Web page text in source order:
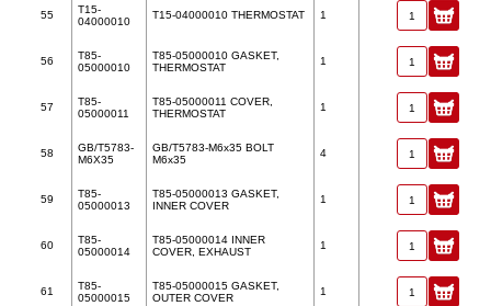
55
T15-
04000010
T15-04000010 THERMOSTAT 1
56
T85-
05000010
T85-05000010 GASKET,
THERMOSTAT
1
57
T85-
05000011
T85-05000011 COVER,
THERMOSTAT
1
58
GB/T5783-
M6X35
GB/T5783-M6x35 BOLT
M6x35
4
59
T85-
05000013
T85-05000013 GASKET,
INNER COVER
1
60
T85-
05000014
T85-05000014 INNER
COVER, EXHAUST
1
61
T85-
05000015
T85-05000015 GASKET,
OUTER COVER
1